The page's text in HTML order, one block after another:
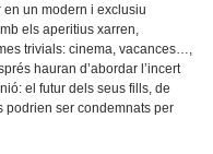
un modern i exclusiu
els aperitius xarren,
trivials: cinema, vacances…,
hauran d’abordar l’incert
el futur dels seus fills, de
podrien ser condemnats per